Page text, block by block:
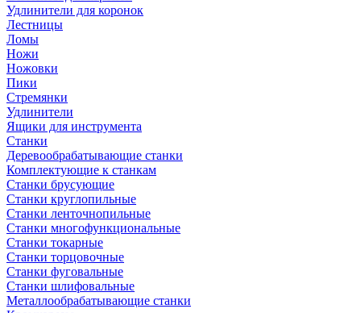
Удлинители для коронок
Лестницы
Ломы
Ножи
Ножовки
Пики
Стремянки
Удлинители
Ящики для инструмента
Станки
Деревообрабатывающие станки
Комплектующие к станкам
Станки брусующие
Станки круглопильные
Станки ленточнопильные
Станки многофункциональные
Станки токарные
Станки торцовочные
Станки фуговальные
Станки шлифовальные
Металлообрабатывающие станки